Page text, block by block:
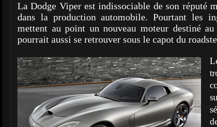
La Dodge Viper est indissociable de son réputé
dans la production automobile. Pourtant les
mettent au point un nouveau moteur destiné
pourrait aussi se retrouver sous le capot du